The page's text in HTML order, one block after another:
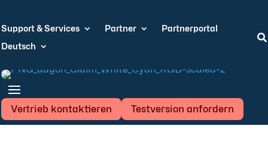
Support & Services Partner
Partnerportal
Deutsch

Vertrieb kontaktieren Testversion anfordern